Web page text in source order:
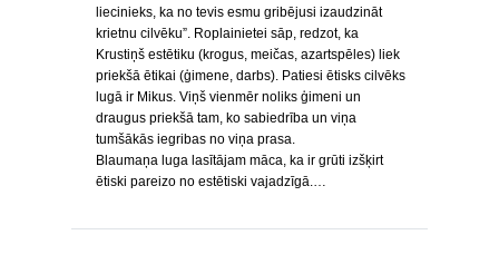
liecinieks, ka no tevis esmu gribējusi izaudzināt
krietnu cilvēku”. Roplainietei sāp, redzot, ka
Krustiņš estētiku (krogus, meičas, azartspēles) liek
priekšā ētikai (ģimene, darbs). Patiesi ētisks cilvēks
lugā ir Mikus. Viņš vienmēr noliks ģimeni un
draugus priekšā tam, ko sabiedrība un viņa
tumšākās iegribas no viņa prasa.
Blaumaņa luga lasītājam māca, ka ir grūti izšķirt
ētiski pareizo no estētiski vajadzīgā.…